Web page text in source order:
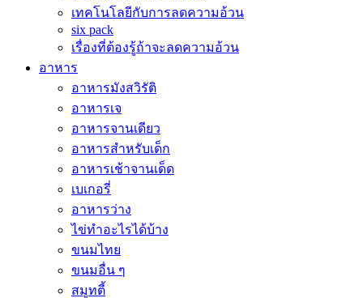
เทคโนโลยีกับการลดความอ้วน
six pack
เรื่องที่ต้องรู้ถ้าจะลดความอ้วน
อาหาร
อาหารมังสวิรัติ
อาหารเจ
อาหารจานเดียว
อาหารสำหรับเด็ก
อาหารเช้าจานเด็ด
เบเกอรี่
อาหารว่าง
ไข่ทำอะไรได้บ้าง
ขนมไทย
ขนมอื่น ๆ
สมูทตี้